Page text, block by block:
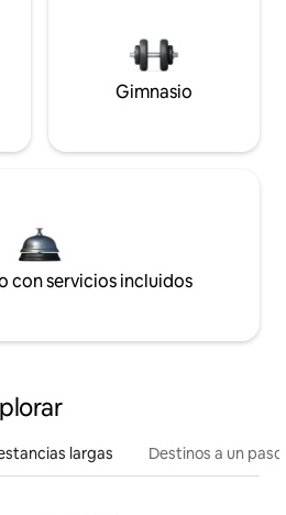
Gimnasio
con servicios incluidos
largas Destinos a un